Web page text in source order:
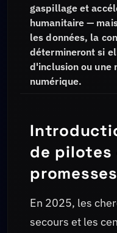
gaspillage et
humanitaire —
les données, la
détermineront si
d'inclusion ou une
numérique.
de pilotes
promesses
En 2025, les
secours et les